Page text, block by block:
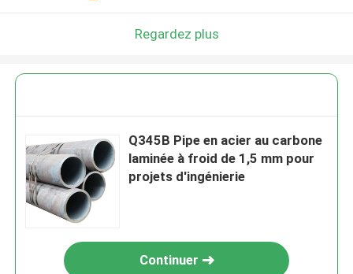
Regardez plus
Q345B Pipe en acier au carbone
laminée à froid de 1,5 mm pour
projets d'ingénierie
Continuer